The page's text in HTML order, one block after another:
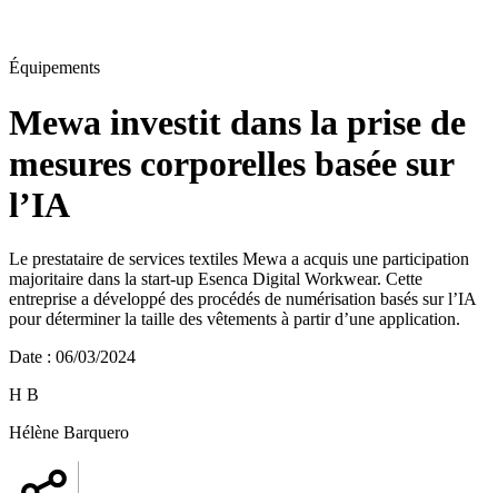
Équipements
Mewa investit dans la prise de
mesures corporelles basée sur
l’IA
Le prestataire de services textiles Mewa a acquis une participation
majoritaire dans la start-up Esenca Digital Workwear. Cette
entreprise a développé des procédés de numérisation basés sur l’IA
pour déterminer la taille des vêtements à partir d’une application.
Date : 06/03/2024
H B
Hélène Barquero